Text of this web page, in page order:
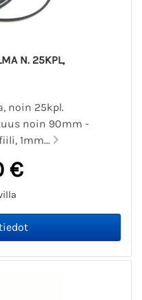
N. 25KPL,
noin 25kpl.
noin 90mm -
1mm...
€